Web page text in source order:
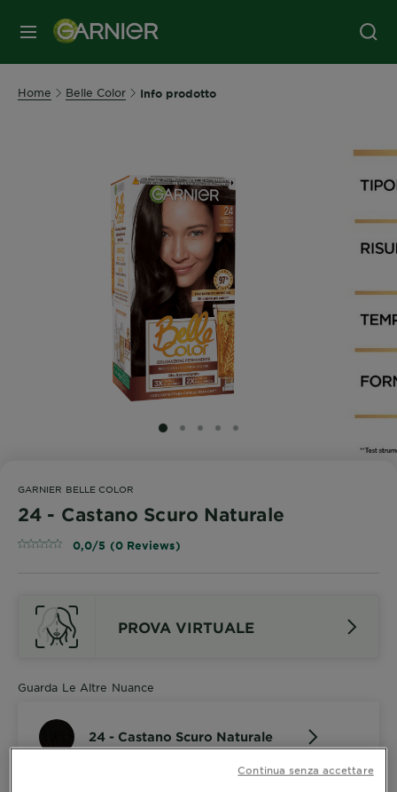
MENU
Home Belle Color Info prodotto
SLIDE 1
SLIDE 2
SLIDE 3
SLIDE 4
SLIDE 5
GARNIER BELLE COLOR
24 - Castano Scuro Naturale
0,0/5 (0 Reviews)
PROVA VIRTUALE
Guarda Le Altre Nuance
24 - Castano Scuro Naturale
Continua senza accettare